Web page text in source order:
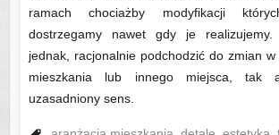
ramach chociażby modyfikacji
dostrzegamy nawet gdy je realizujemy.
jednak, racjonalnie podchodzić do zmian
mieszkania lub innego miejsca, tak
uzasadniony sens.